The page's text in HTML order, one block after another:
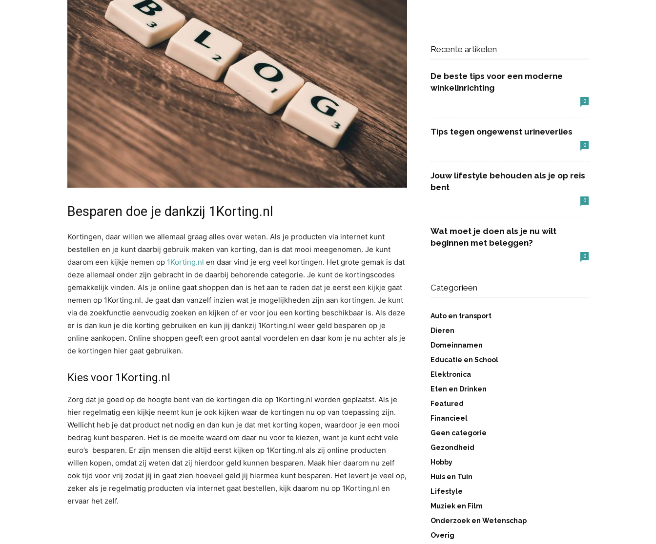
Besparen doe je dankzij 1Korting.nl
Kortingen, daar willen we allemaal graag alles over weten. Als je producten via internet kunt
bestellen en je kunt daarbij gebruik maken van korting, dan is dat mooi meegenomen. Je kunt
daarom een kijkje nemen op 1Korting.nl en daar vind je erg veel kortingen. Het grote gemak is dat
deze allemaal onder zijn gebracht in de daarbij behorende categorie. Je kunt de kortingscodes
gemakkelijk vinden. Als je online gaat shoppen dan is het aan te raden dat je eerst een kijkje gaat
nemen op 1Korting.nl. Je gaat dan vanzelf inzien wat je mogelijkheden zijn aan kortingen. Je kunt
via de zoekfunctie eenvoudig zoeken en kijken of er voor jou een korting beschikbaar is. Als deze
er is dan kun je die korting gebruiken en kun jij dankzij 1Korting.nl weer geld besparen op je
online aankopen. Online shoppen geeft een groot aantal voordelen en daar kom je nu achter als je
de kortingen hier gaat gebruiken.
Kies voor 1Korting.nl
Zorg dat je goed op de hoogte bent van de kortingen die op 1Korting.nl worden geplaatst. Als je
hier regelmatig een kijkje neemt kun je ook kijken waar de kortingen nu op van toepassing zijn.
Wellicht heb je dat product net nodig en dan kun je dat met korting kopen, waardoor je een mooi
bedrag kunt besparen. Het is de moeite waard om daar nu voor te kiezen, want je kunt echt vele
euro’s besparen. Er zijn mensen die altijd eerst kijken op 1Korting.nl als zij online producten
willen kopen, omdat zij weten dat zij hierdoor geld kunnen besparen. Maak hier daarom nu zelf
ook tijd voor vrij zodat jij in gaat zien hoeveel geld jij hiermee kunt besparen. Het levert je veel op,
zeker als je regelmatig producten via internet gaat bestellen, kijk daarom nu op 1Korting.nl en
ervaar het zelf.
Recente artikelen
De beste tips voor een moderne
winkelinrichting
0
Tips tegen ongewenst urineverlies
0
Jouw lifestyle behouden als je op reis
bent
0
Wat moet je doen als je nu wilt
beginnen met beleggen?
0
Categorieën
Auto en transport
Dieren
Domeinnamen
Educatie en School
Elektronica
Eten en Drinken
Featured
Financieel
Geen categorie
Gezondheid
Hobby
Huis en Tuin
Lifestyle
Muziek en Film
Onderzoek en Wetenschap
Overig